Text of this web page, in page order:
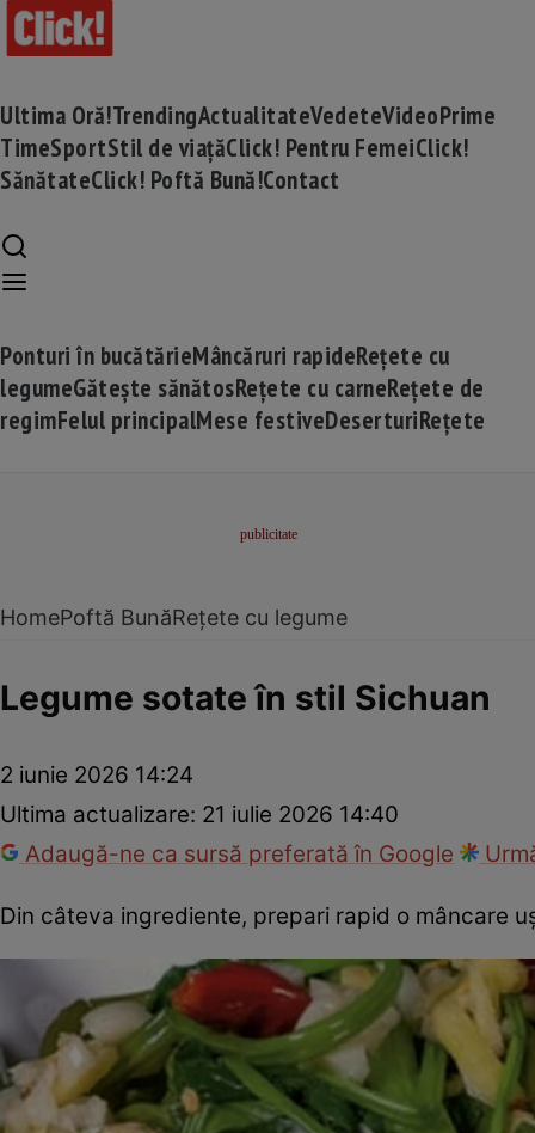
Ultima Oră!TrendingActualitateVedeteVideoPrime
TimeSportStil de viațăClick! Pentru FemeiClick!
SănătateClick! Poftă Bună!Contact
Ponturi în bucătărieMâncăruri rapideRețete cu
legumeGătește sănătosRețete cu carneRețete de
regimFelul principalMese festiveDeserturiRețete
HomePoftă BunăRețete cu legume
Legume sotate în stil Sichuan
2 iunie 2026 14:24
Ultima actualizare: 21 iulie 2026 14:40
Adaugă-ne ca sursă preferată în Google
Din câteva ingrediente, prepari rapid o mâncare